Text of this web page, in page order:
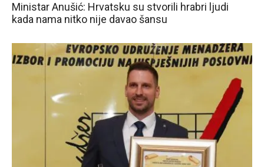
Ministar Anušić: Hrvatsku su stvorili hrabri ljudi
kada nama nitko nije davao šansu